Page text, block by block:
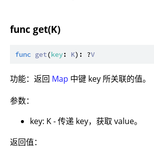
func get(K)
func get(key: K): ?V
功能：返回 Map 中键 key 所关联的值。
参数：
key: K - 传递 key，获取 value。
返回值：